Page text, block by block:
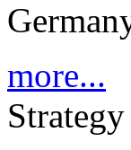
more...
Strategy